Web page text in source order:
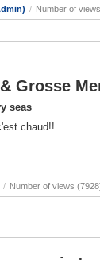
/ Number of
Grosse
seas
chaud!!
/ Number of views